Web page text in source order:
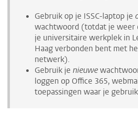
Gebruik op je ISSC-laptop je
wachtwoord (totdat je weer
je universitaire werkplek in
Haag verbonden bent met
netwerk).
Gebruik je nieuwe
loggen op Office 365,
toepassingen waar je